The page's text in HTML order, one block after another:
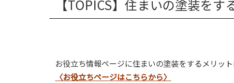
【TOPICS】住まいの塗装を
お役立ち情報ページに住まいの塗装をするメリッ
〈お役立ちページはこちらから〉